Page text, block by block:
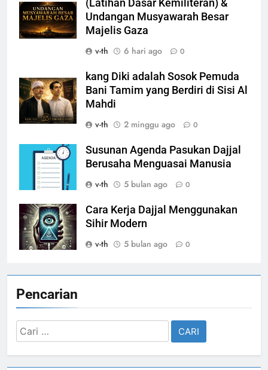
(Latihan Dasar Kemiliteran) &
Undangan Musyawarah Besar
Majelis Gaza
v-th
6 hari ago 0
kang Diki adalah Sosok Pemuda
Bani Tamim yang Berdiri di Sisi Al
Mahdi
v-th
2 minggu ago 0
Susunan Agenda Pasukan Dajjal
Berusaha Menguasai Manusia
v-th
5 bulan ago 0
Cara Kerja Dajjal Menggunakan
Sihir Modern
v-th
5 bulan ago 0
Pencarian
Cari
untuk: